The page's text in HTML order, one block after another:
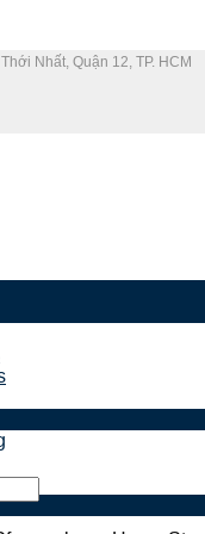
Nhất, Quận 12, TP. HCM